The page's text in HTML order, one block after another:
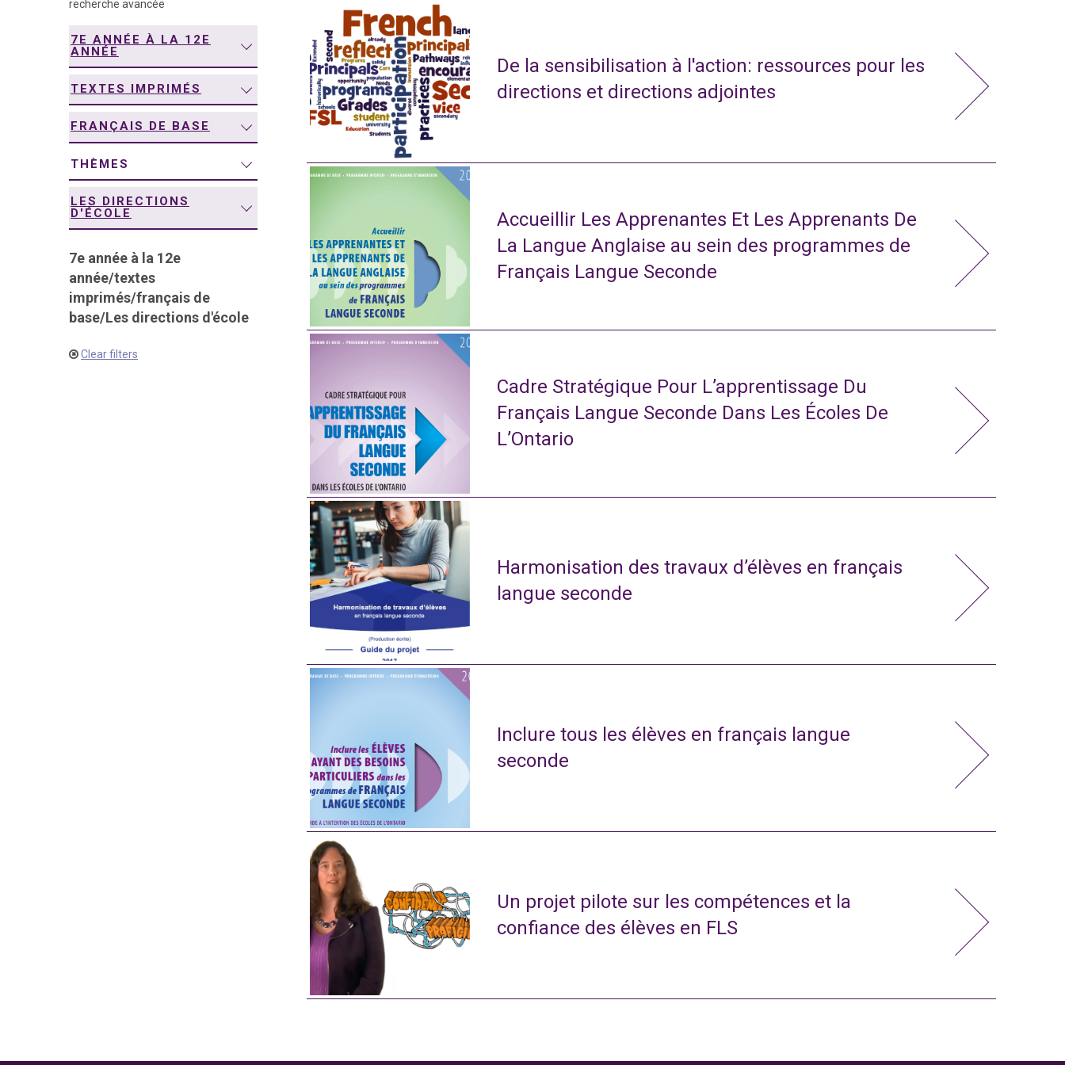
recherche avancée
7E ANNÉE À LA 12E
ANNÉE
TEXTES IMPRIMÉS
FRANÇAIS DE BASE
THÈMES
LES DIRECTIONS
D'ÉCOLE
7e année à la 12e
année/textes
imprimés/français de
base/Les directions d'école
Clear filters
De la sensibilisation à l'action: ressources pour les
directions et directions adjointes
Accueillir Les Apprenantes Et Les Apprenants De
La Langue Anglaise au sein des programmes de
Français Langue Seconde
Cadre Stratégique Pour L’apprentissage Du
Français Langue Seconde Dans Les Écoles De
L’Ontario
Harmonisation des travaux d’élèves en français
langue seconde
Inclure tous les élèves en français langue
seconde
Un projet pilote sur les compétences et la
confiance des élèves en FLS